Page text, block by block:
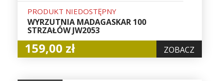
PRODUKT NIEDOSTĘPNY
WYRZUTNIA MADAGASKAR 100
STRZAŁÓW JW2053
159,00 zł ZOBACZ